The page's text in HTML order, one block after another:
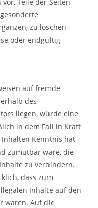
zu löschen
oder endgültig
auf fremde
des
liegen, würde eine
in dem Fall in Kraft
Kenntnis hat
zumutbar wäre, die
zu verhindern.
dass zum
Inhalte auf den
waren. Auf die